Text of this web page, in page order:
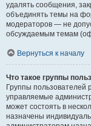
удалять сообщения,
объединять темы на
модераторов — не
обсуждаемым темам
Вернуться к началу
Что такое группы
Группы пользователей
управляемые
может состоять в
назначены